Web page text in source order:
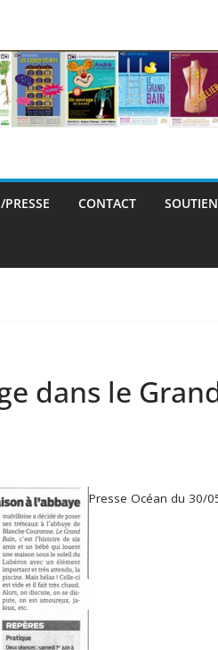
CONTACT
dans le
Presse Océan du 30/